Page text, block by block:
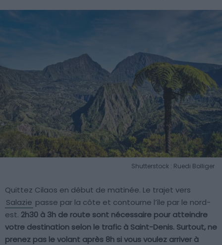
Shutterstock : Ruedi Bolliger
Quittez Cilaos en début de matinée. Le trajet vers
Salazie passe par la côte et contourne l’île par le nord-
est. 2h30 à 3h de route sont nécessaire pour atteindre
votre destination selon le trafic à Saint-Denis. Surtout, ne
prenez pas le volant après 8h si vous voulez arriver à